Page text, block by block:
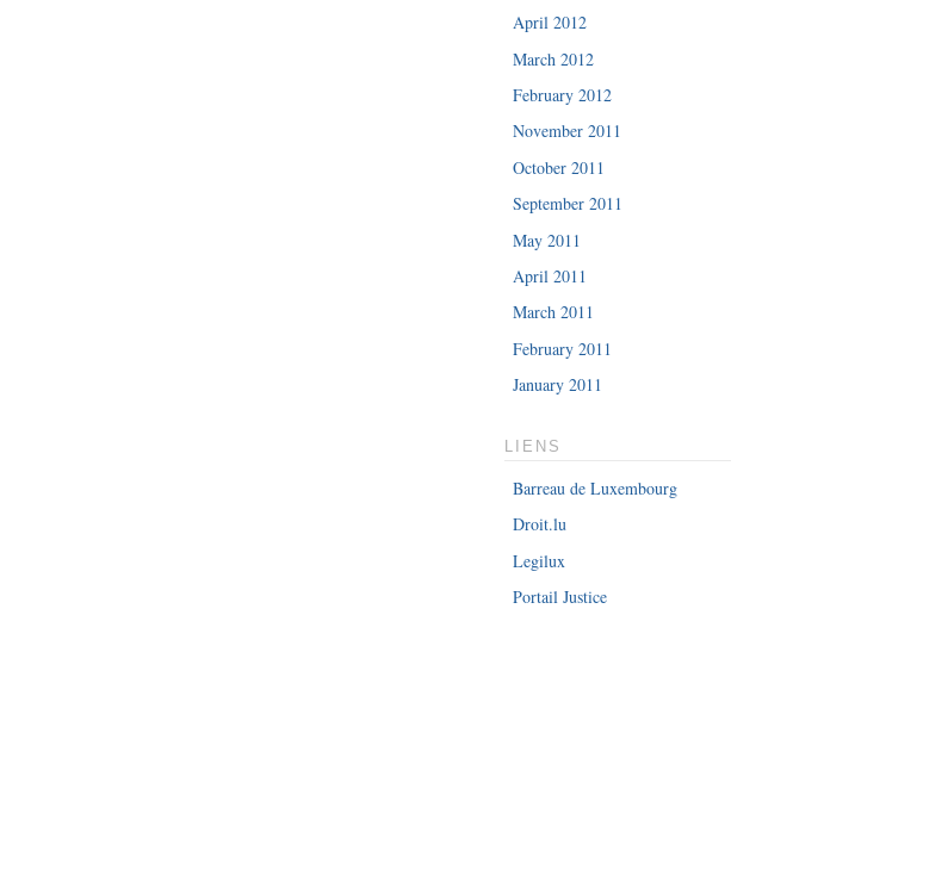
April 2012
March 2012
February 2012
November 2011
October 2011
September 2011
May 2011
April 2011
March 2011
February 2011
January 2011
LIENS
Barreau de Luxembourg
Droit.lu
Legilux
Portail Justice